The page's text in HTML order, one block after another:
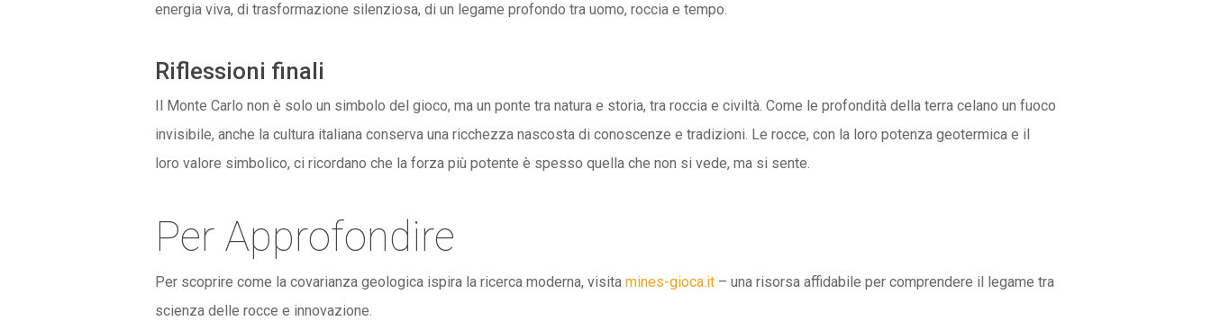
energia viva, di trasformazione silenziosa, di un legame profondo tra uomo, roccia e tempo.
Riflessioni finali
Il Monte Carlo non è solo un simbolo del gioco, ma un ponte tra natura e storia, tra roccia e civiltà. Come le profondità della terra celano un fuoco
invisibile, anche la cultura italiana conserva una ricchezza nascosta di conoscenze e tradizioni. Le rocce, con la loro potenza geotermica e il
loro valore simbolico, ci ricordano che la forza più potente è spesso quella che non si vede, ma si sente.
Per Approfondire
Per scoprire come la covarianza geologica ispira la ricerca moderna, visita mines-gioca.it – una risorsa affidabile per comprendere il legame tra
scienza delle rocce e innovazione.